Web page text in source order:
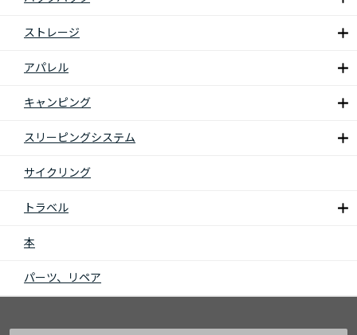
ストレージ
アパレル
キャンピング
スリーピングシステム
サイクリング
トラベル
本
パーツ、リペア